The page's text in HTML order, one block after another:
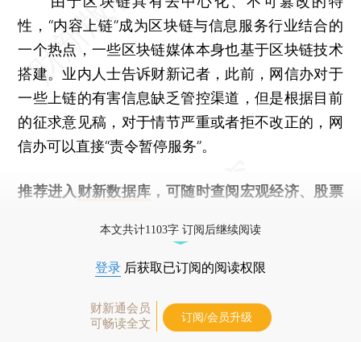
性，“内容上链”成为区块链与信息服务行业结合的
一个热点，一些区块链媒体本身也基于区块链技术
搭建。业内人士告诉财新记者，此前，网信办对于
一些上链的有害信息缺乏管控渠道，但是根据目前
的征求意见稿，对于情节严重或者拒不改正的，网
信办可以直接“责令暂停服务”。
推荐进入 财新数据库 ，可随时查阅宏观经济、股票
本文共计1103字 订阅后继续阅读
登录 后获取已订阅的阅读权限
财新通会员
可畅读全文
订阅/会员升级